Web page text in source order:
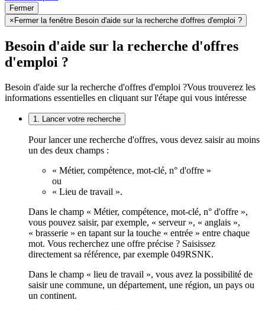
Fermer
× Fermer la fenêtre Besoin d'aide sur la recherche d'offres d'emploi ?
Besoin d'aide sur la recherche d'offres
d'emploi ?
Besoin d'aide sur la recherche d'offres d'emploi ?Vous trouverez les
informations essentielles en cliquant sur l'étape qui vous intéresse
1. Lancer votre recherche
Pour lancer une recherche d'offres, vous devez saisir au moins
un des deux champs :
« Métier, compétence, mot-clé, n° d'offre »
ou
« Lieu de travail ».
Dans le champ « Métier, compétence, mot-clé, n° d'offre »,
vous pouvez saisir, par exemple, « serveur », « anglais »,
« brasserie » en tapant sur la touche « entrée » entre chaque
mot. Vous recherchez une offre précise ? Saisissez
directement sa référence, par exemple 049RSNK.
Dans le champ « lieu de travail », vous avez la possibilité de
saisir une commune, un département, une région, un pays ou
un continent.